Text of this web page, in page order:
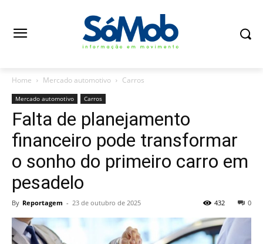
Home Mercado automotivo Carros
Mercado automotivo Carros
Falta de planejamento
financeiro pode transformar
o sonho do primeiro carro em
pesadelo
By Reportagem - 23 de outubro de 2025 0
432